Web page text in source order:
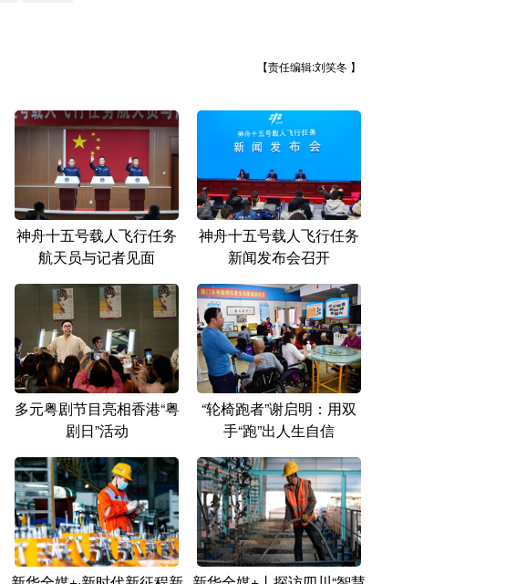
【责任编辑:刘笑冬 】
神舟十五号载人飞行任务
航天员与记者见面
神舟十五号载人飞行任务
新闻发布会召开
多元粤剧节目亮相香港“粤
剧日”活动
“轮椅跑者”谢启明：用双
手“跑”出人生自信